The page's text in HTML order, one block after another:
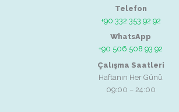
Telefon
+90 332 353 92 92
WhatsApp
+90 506 508 93 92
Çalışma Saatleri
Haftanın Her Günü
09:00 – 24:00